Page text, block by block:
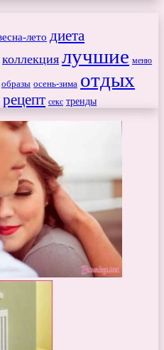
лето диета
коллекция лучшие меню
образы осень-зима отдых
рецепт секс тренды